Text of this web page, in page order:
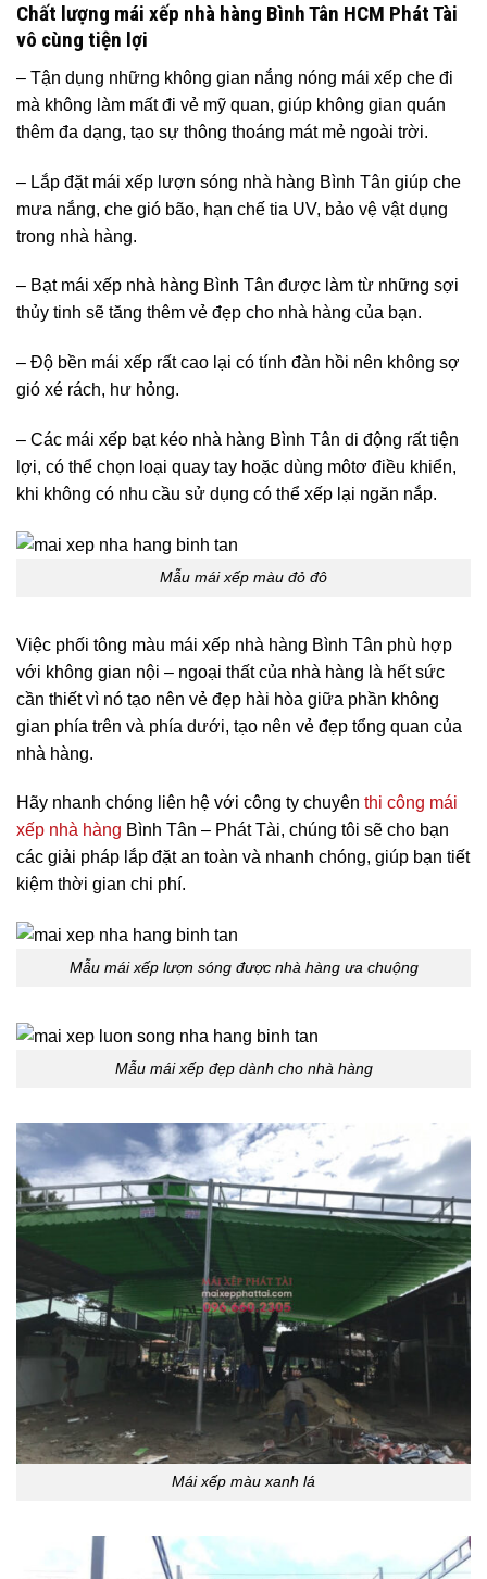
Chất lượng mái xếp nhà hàng Bình Tân HCM Phát Tài
vô cùng tiện lợi
– Tận dụng những không gian nắng nóng mái xếp che đi
mà không làm mất đi vẻ mỹ quan, giúp không gian quán
thêm đa dạng, tạo sự thông thoáng mát mẻ ngoài trời.
– Lắp đặt mái xếp lượn sóng nhà hàng Bình Tân giúp che
mưa nắng, che gió bão, hạn chế tia UV, bảo vệ vật dụng
trong nhà hàng.
– Bạt mái xếp nhà hàng Bình Tân được làm từ những sợi
thủy tinh sẽ tăng thêm vẻ đẹp cho nhà hàng của bạn.
– Độ bền mái xếp rất cao lại có tính đàn hồi nên không sợ
gió xé rách, hư hỏng.
– Các mái xếp bạt kéo nhà hàng Bình Tân di động rất tiện
lợi, có thể chọn loại quay tay hoặc dùng môtơ điều khiển,
khi không có nhu cầu sử dụng có thể xếp lại ngăn nắp.
Mẫu mái xếp màu đỏ đô
Việc phối tông màu mái xếp nhà hàng Bình Tân phù hợp
với không gian nội – ngoại thất của nhà hàng là hết sức
cần thiết vì nó tạo nên vẻ đẹp hài hòa giữa phần không
gian phía trên và phía dưới, tạo nên vẻ đẹp tổng quan của
nhà hàng.
Hãy nhanh chóng liên hệ với công ty chuyên thi công mái
xếp nhà hàng Bình Tân – Phát Tài, chúng tôi sẽ cho bạn
các giải pháp lắp đặt an toàn và nhanh chóng, giúp bạn tiết
kiệm thời gian chi phí.
Mẫu mái xếp lượn sóng được nhà hàng ưa chuộng
Mẫu mái xếp đẹp dành cho nhà hàng
Mái xếp màu xanh lá